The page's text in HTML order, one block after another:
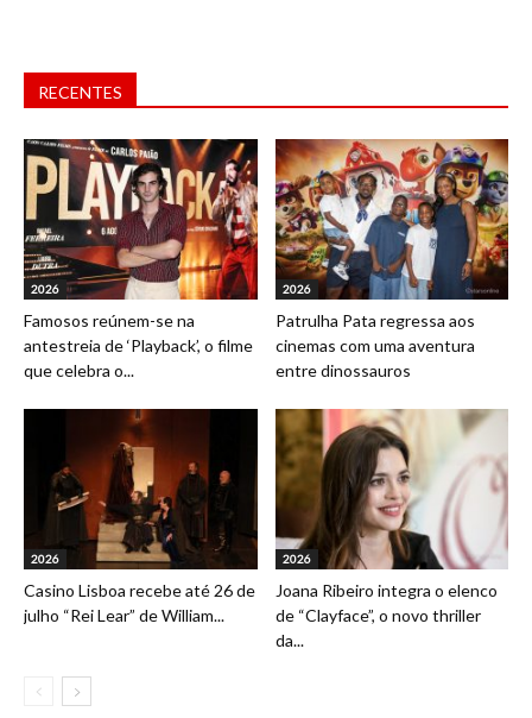
RECENTES
2026
Famosos reúnem-se na
antestreia de ‘Playback’, o filme
que celebra o...
2026
Patrulha Pata regressa aos
cinemas com uma aventura
entre dinossauros
2026
Casino Lisboa recebe até 26 de
julho “Rei Lear” de William...
2026
Joana Ribeiro integra o elenco
de “Clayface”, o novo thriller
da...